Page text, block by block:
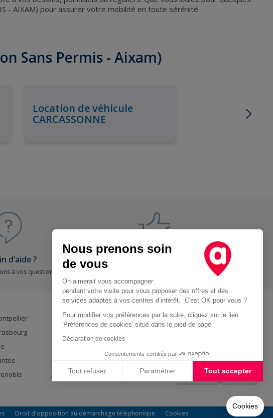
- AIXAM) pour assurer votre mobilité en toute sérénité.
Sans Permis - Aixam)
Location de véhicule
CARCASSONNE
d’aide ?
à vos questions
Location d'utilitaire à Paris
Location voiture Nîmes
Droit d'opposition au démarchage téléphonique Cookies
Nous prenons soin
de vous
On aimerait vous accompagner
pendant votre visite pour vous proposer des offres et des
services adaptés à vos centres d’intérêt. C'est OK pour vous ?
Pour modifier vos préférences par la suite, cliquez sur le lien
'Préférences de cookies' situé dans le pied de page.
Déclaration de cookies
Consentements certifiés par
Tout refuser Paramétrer Tout accepter
Cookies